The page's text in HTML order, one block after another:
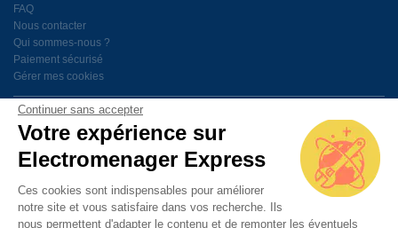
Continuer sans accepter
Votre expérience sur
Electromenager Express
Ces cookies sont indispensables pour améliorer
notre site et vous satisfaire dans vos recherche. Ils
nous permettent d'adapter le contenu et de remonter les éventuels
FAQ
Nous contacter
Qui sommes-nous ?
Paiement sécurisé
Gérer mes cookies
BESOIN D'AIDE ?
PAIEMENT SÉCURISÉ